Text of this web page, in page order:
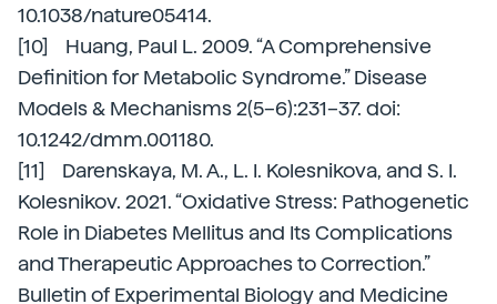
10.1038/nature05414.
[10] Huang, Paul L. 2009. “A Comprehensive
Definition for Metabolic Syndrome.” Disease
Models & Mechanisms 2(5–6):231–37. doi:
10.1242/dmm.001180.
[11] Darenskaya, M. A., L. I. Kolesnikova, and S. I.
Kolesnikov. 2021. “Oxidative Stress: Pathogenetic
Role in Diabetes Mellitus and Its Complications
and Therapeutic Approaches to Correction.”
Bulletin of Experimental Biology and Medicine